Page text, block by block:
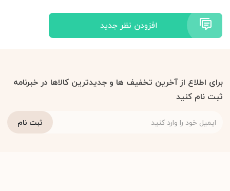
افزودن نظر جدید
برای اطلاع از آخرین تخفیف ها و جدیدترین کالاها در خبرنامه
ثبت نام کنید